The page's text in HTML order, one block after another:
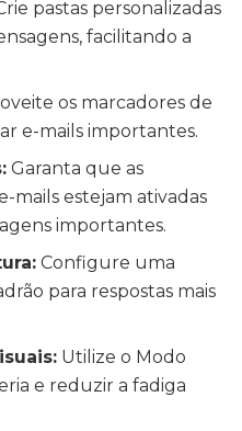
pastas personalizadas
facilitando a
os marcadores de
e-mails importantes.
Garanta que as
mails estejam ativadas
importantes.
Configure uma
para respostas mais
Utilize o Modo
e reduzir a fadiga